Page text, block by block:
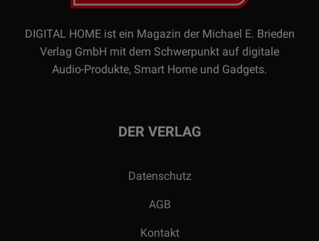
DIGITAL HOME ist ein Magazin der Michael E. Brieden
Verlag GmbH mit dem Schwerpunkt auf digitale
Audio-Produkte, Smart Home und Gadgets.
DER VERLAG
Datenschutz
AGB
Kontakt